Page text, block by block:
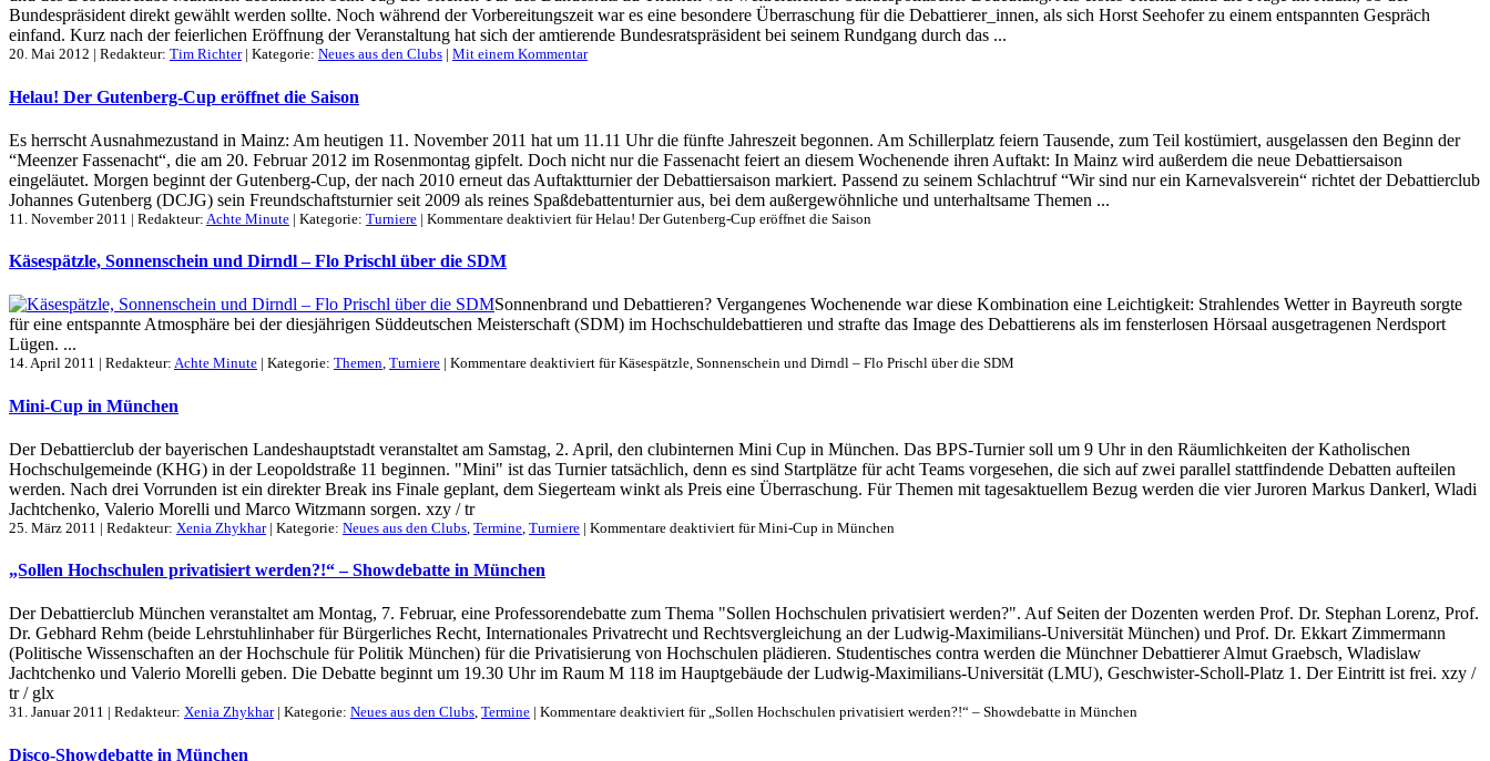
Bundespräsident direkt gewählt werden sollte. Noch während der Vorbereitungszeit war es eine besondere Überraschung für die Debattierer_innen, als sich Horst Seehofer zu einem entspannten Gespräch
einfand. Kurz nach der feierlichen Eröffnung der Veranstaltung hat sich der amtierende Bundesratspräsident bei seinem Rundgang durch das ...
20. Mai 2012 | Redakteur: Tim Richter| Kategorie: Neues aus den Clubs | Mit einem Kommentar
Helau! Der Gutenberg-Cup eröffnet die Saison
Es herrscht Ausnahmezustand in Mainz: Am heutigen 11. November 2011 hat um 11.11 Uhr die fünfte Jahreszeit begonnen. Am Schillerplatz feiern Tausende, zum Teil kostümiert, ausgelassen den Beginn der
“Meenzer Fassenacht“, die am 20. Februar 2012 im Rosenmontag gipfelt. Doch nicht nur die Fassenacht feiert an diesem Wochenende ihren Auftakt: In Mainz wird außerdem die neue Debattiersaison
eingeläutet. Morgen beginnt der Gutenberg-Cup, der nach 2010 erneut das Auftaktturnier der Debattiersaison markiert. Passend zu seinem Schlachtruf “Wir sind nur ein Karnevalsverein“ richtet der Debattierclub
Johannes Gutenberg (DCJG) sein Freundschaftsturnier seit 2009 als reines Spaßdebattenturnier aus, bei dem außergewöhnliche und unterhaltsame Themen ...
11. November 2011 | Redakteur: Achte Minute | Kategorie: Turniere | Kommentare deaktiviert für Helau! Der Gutenberg-Cup eröffnet die Saison
Käsespätzle, Sonnenschein und Dirndl – Flo Prischl über die SDM
Sonnenbrand und Debattieren? Vergangenes Wochenende war diese Kombination eine Leichtigkeit: Strahlendes Wetter in Bayreuth sorgte
für eine entspannte Atmosphäre bei der diesjährigen Süddeutschen Meisterschaft (SDM) im Hochschuldebattieren und strafte das Image des Debattierens als im fensterlosen Hörsaal ausgetragenen Nerdsport
Lügen. ...
14. April 2011 | Redakteur: Achte Minute | Kategorie: Themen, Turniere | Kommentare deaktiviert für Käsespätzle, Sonnenschein und Dirndl – Flo Prischl über die SDM
Mini-Cup in München
Der Debattierclub der bayerischen Landeshauptstadt veranstaltet am Samstag, 2. April, den clubinternen Mini Cup in München. Das BPS-Turnier soll um 9 Uhr in den Räumlichkeiten der Katholischen
Hochschulgemeinde (KHG) in der Leopoldstraße 11 beginnen. "Mini" ist das Turnier tatsächlich, denn es sind Startplätze für acht Teams vorgesehen, die sich auf zwei parallel stattfindende Debatten aufteilen
werden. Nach drei Vorrunden ist ein direkter Break ins Finale geplant, dem Siegerteam winkt als Preis eine Überraschung. Für Themen mit tagesaktuellem Bezug werden die vier Juroren Markus Dankerl, Wladi
Jachtchenko, Valerio Morelli und Marco Witzmann sorgen. xzy / tr
25. März 2011 | Redakteur: Xenia Zhykhar| Kategorie: Neues aus den Clubs Termine Turniere | Kommentare deaktiviert für Mini-Cup in München
„Sollen Hochschulen privatisiert werden?!“ – Showdebatte in München
Der Debattierclub München veranstaltet am Montag, 7. Februar, eine Professorendebatte zum Thema "Sollen Hochschulen privatisiert werden?". Auf Seiten der Dozenten werden Prof. Dr. Stephan Lorenz, Prof.
Dr. Gebhard Rehm (beide Lehrstuhlinhaber für Bürgerliches Recht, Internationales Privatrecht und Rechtsvergleichung an der Ludwig-Maximilians-Universität München) und Prof. Dr. Ekkart Zimmermann
(Politische Wissenschaften an der Hochschule für Politik München) für die Privatisierung von Hochschulen plädieren. Studentisches contra werden die Münchner Debattierer Almut Graebsch, Wladislaw
Jachtchenko und Valerio Morelli geben. Die Debatte beginnt um 19.30 Uhr im Raum M 118 im Hauptgebäude der Ludwig-Maximilians-Universität (LMU), Geschwister-Scholl-Platz 1. Der Eintritt ist frei. xzy /
tr / glx
31. Januar 2011 | Redakteur: Xenia Zhykhar| Kategorie: Neues aus den Clubs, Termine | Kommentare deaktiviert für „Sollen Hochschulen privatisiert werden?!“ – Showdebatte in München
Disco-Showdebatte in München